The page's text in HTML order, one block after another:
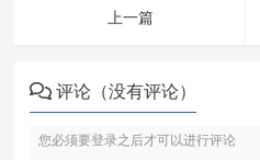
上一篇
评论（没有评论）